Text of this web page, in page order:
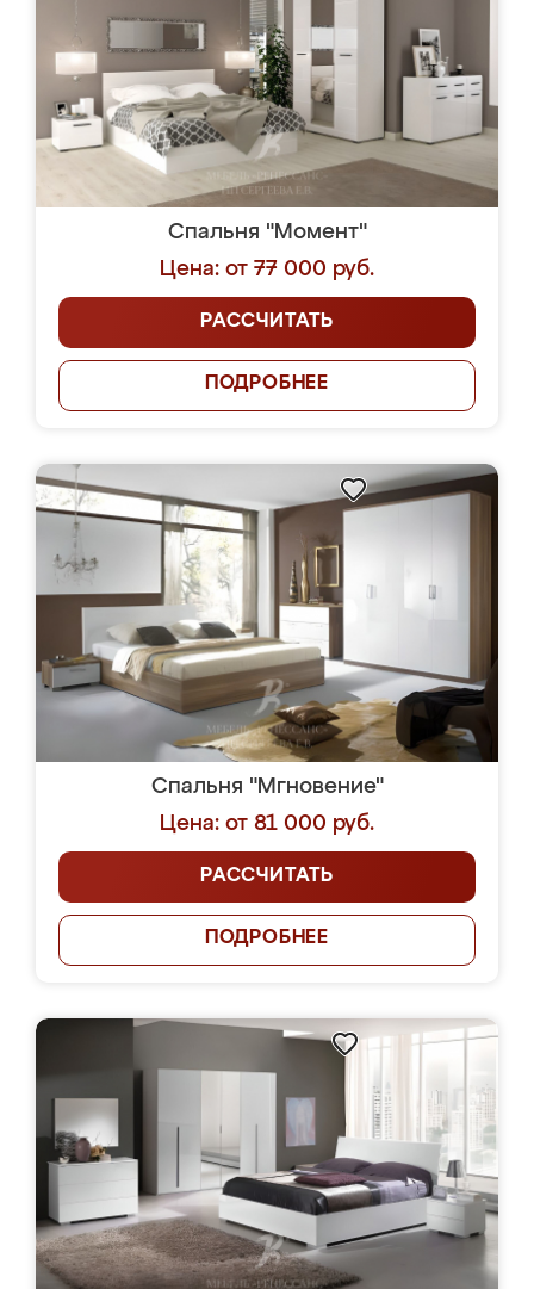
Спальня "Момент"
Цена: от 77 000 руб.
РАССЧИТАТЬ
ПОДРОБНЕЕ
Спальня "Мгновение"
Цена: от 81 000 руб.
РАССЧИТАТЬ
ПОДРОБНЕЕ